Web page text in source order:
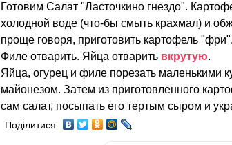
Готовим Салат "Ласточкино гнездо".
холодной воде (что-бы смыть крахмал) и
проще говоря, приготовить картофель
Филе отварить. Яйца отварить вкрутую.
Яйца, огурец и филе порезать маленькими
майонезом. Затем из приготовленного
сам салат, посыпать его тертым сыром и
Поділитися